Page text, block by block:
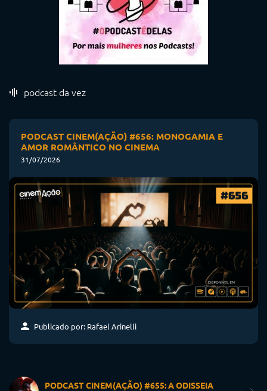
podcast da vez
PODCAST CINEM(AÇÃO) #656: MONOGAMIA E
AMOR ROMÂNTICO NO CINEMA
31/07/2026
Publicado por: Rafael Arinelli
PODCAST CINEM(AÇÃO) #655: A ODISSEIA